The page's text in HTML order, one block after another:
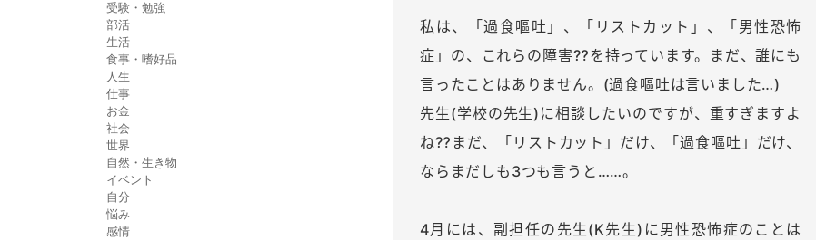
受験・勉強
部活
生活
食事・嗜好品
人生
仕事
お金
社会
世界
自然・生き物
イベント
自分
悩み
感情
私は、「過食嘔吐」、「リストカット」、「男性恐怖
症」の、これらの障害⁇を持っています。まだ、誰にも
言ったことはありません。(過食嘔吐は言いました…)
先生(学校の先生)に相談したいのですが、重すぎますよ
ね⁇まだ、「リストカット」だけ、「過食嘔吐」だけ、
ならまだしも3つも言うと……。
4月には、副担任の先生(K先生)に男性恐怖症のことは